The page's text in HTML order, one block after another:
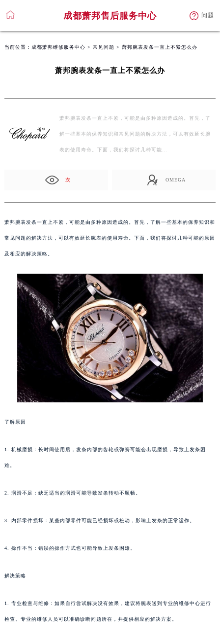
成都萧邦售后服务中心 问题
当前位置： 成都萧邦维修服务中心 > 常见问题 > 萧邦腕表发条一直上不紧怎么办
萧邦腕表发条一直上不紧怎么办
萧邦腕表发条一直上不紧，可能是由多种原因造成的。首先，了
解一些基本的保养知识和常见问题的解决方法，可以有效延长腕
表的使用寿命。下面，我们将探讨几种可能…
次 OMEGA
萧邦腕表发条一直上不紧，可能是由多种原因造成的。首先，了解一些基本的保养知识和
常见问题的解决方法，可以有效延长腕表的使用寿命。下面，我们将探讨几种可能的原因
及相应的解决策略。
了解原因
1. 机械磨损：长时间使用后，发条内部的齿轮或弹簧可能会出现磨损，导致上发条困
难。
2. 润滑不足：缺乏适当的润滑可能导致发条转动不顺畅。
3. 内部零件损坏：某些内部零件可能已经损坏或松动，影响上发条的正常运作。
4. 操作不当：错误的操作方式也可能导致上发条困难。
解决策略
1. 专业检查与维修：如果自行尝试解决没有效果，建议将腕表送到专业的维修中心进行
检查。专业的维修人员可以准确诊断问题所在，并提供相应的解决方案。